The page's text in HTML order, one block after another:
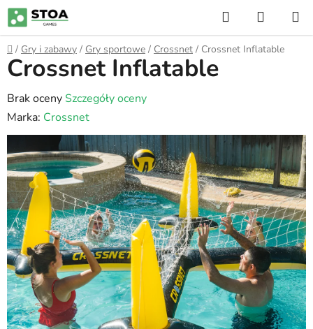
Przejść
do
treści
Szukaj
Home
/ Gry i zabawy / Gry sportowe / Crossnet / Crossnet Inflatable
Crossnet Inflatable
Średnia
ocena
produktu
wynosi
0,0
na
5
gwiazdek.
Brak ocenySzczegóły oceny
Marka: Crossnet